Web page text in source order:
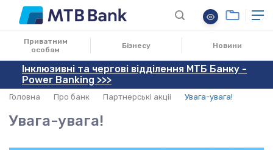
Приватним
особам
Бізнесу Новини
Інклюзивні та чергові відділення МТБ Банку -
Power Banking >>>
Головна Про банк Партнерські акціі Увага-увага!
Увага-увага!
22.08.2022